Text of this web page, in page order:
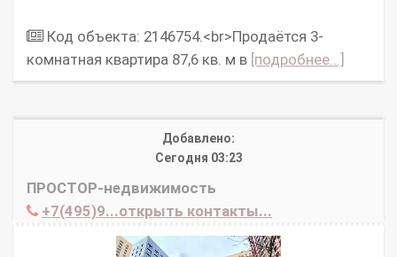
Код объекта: 2146754.<br>Продаётся 3-
комнатная квартира 87,6 кв. м в [подробнее...]
Добавлено:
Сегодня 03:23
ПРОСТОР-недвижимость
+7(495)9...открыть контакты...